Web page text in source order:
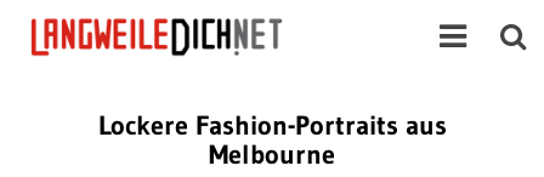
Lockere Fashion-Portraits aus
Melbourne